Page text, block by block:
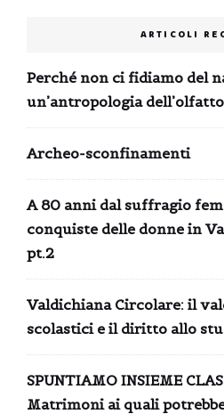
ARTICOLI
Perché non ci fidiamo del
un’antropologia dell’olfatto
Archeo-sconfinamenti
A 80 anni dal suffragio
conquiste delle donne in
pt.2
Valdichiana Circolare: il
scolastici e il diritto allo
SPUNTIAMO INSIEME
Matrimoni ai quali